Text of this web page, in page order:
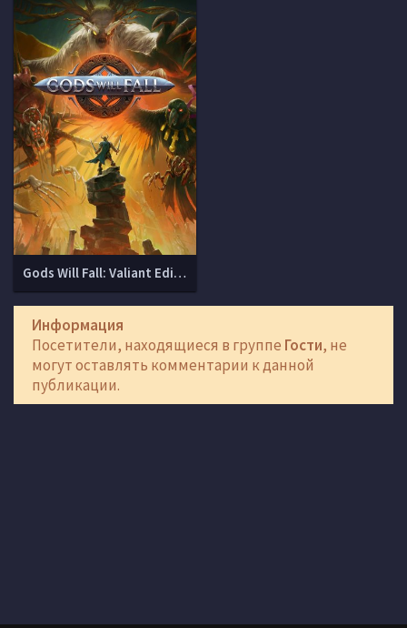
Gods Will Fall: Valiant Edition (v 1.0 + DLCs)
Информация
Посетители, находящиеся в группе Гости, не
могут оставлять комментарии к данной
публикации.